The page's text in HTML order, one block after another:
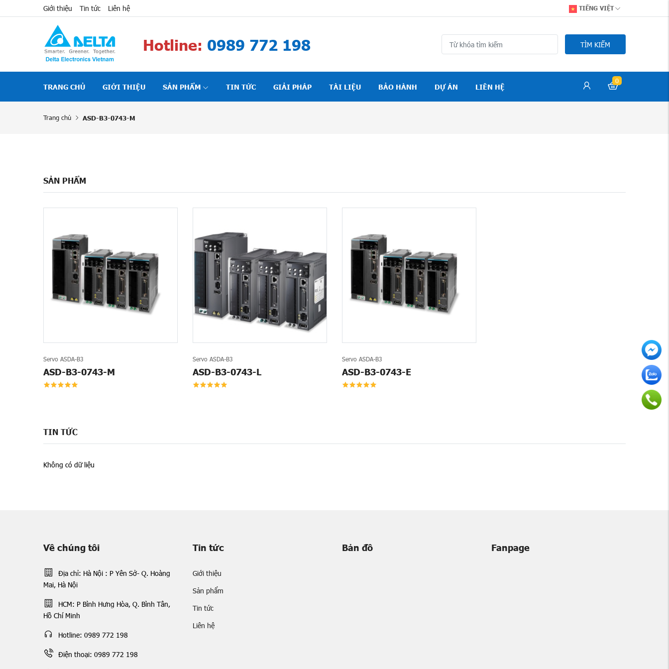
Giới thiệu Tin tức Liên hệ TIẾNG VIỆT
Hotline: 0989 772 198 TÌM KIẾM
TRANG CHỦ GIỚI THIỆU SẢN PHẨM TIN TỨC GIẢI PHÁP TÀI LIỆU BẢO HÀNH DỰ ÁN LIÊN HỆ
0
Trang chủ ASD-B3-0743-M
SẢN PHẨM
Servo ASDA-B3
ASD-B3-0743-M
Servo ASDA-B3
ASD-B3-0743-L
Servo ASDA-B3
ASD-B3-0743-E
TIN TỨC
Không có dữ liệu
Về chúng tôi
Địa chỉ: Hà Nội : P Yên Sở- Q. Hoàng
Mai, Hà Nội
HCM: P Bình Hưng Hòa, Q. Bình Tân,
Hồ Chí Minh
Hotline: 0989 772 198
Điện thoại: 0989 772 198
Tin tức
Giới thiệu
Sản phẩm
Tin tức
Liên hệ
Bản đồ Fanpage